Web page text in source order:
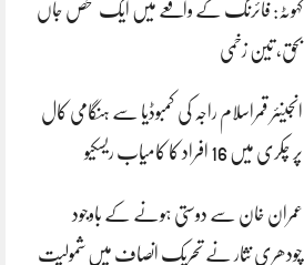
کہوٹہ: فائرنگ کے واقعے میں ایک شخص جاں
بحق، تین زخمی
انجینئر قمراسلام راجہ کی کمبوڈیا سے ہنگامی کال
پر چکری میں 16 افراد کا کامیاب ریسکیو
عمران خان سے دوستی ہونے کے باوجود
چودھری نثار نے تحریک انصاف میں شمولیت